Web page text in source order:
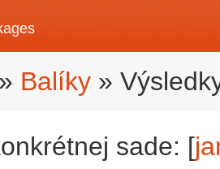
» Balíky »
sade: [